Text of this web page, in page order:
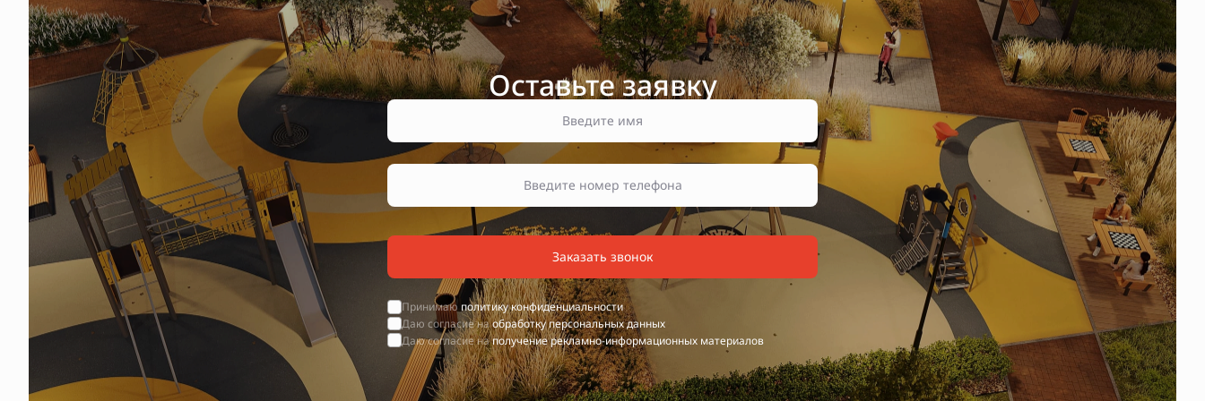
Оставьте заявку
Заказать звонок
Принимаю политику конфиденциальности
Даю согласие наобработку персональных данных
Даю согласие наполучение рекламно-информационных материалов